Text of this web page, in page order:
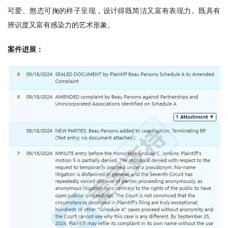
可爱、憨态可掬的样子呈现，设计得既简洁又富有表现力。既具有
辨识度又富有感染力的艺术形象。
案件进展：